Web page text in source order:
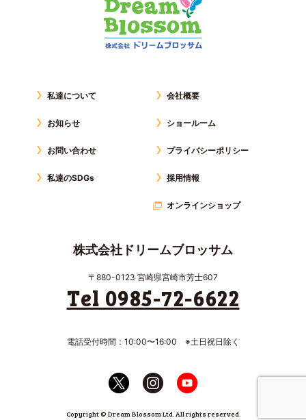
私達について
お知らせ
お問い合わせ
私達のSDGs
会社概要
ショールーム
プライバシーポリシー
採用情報
オンラインショップ
株式会社ドリームブロッサム
〒880-0123 宮崎県宮崎市芳士607
Tel 0985-72-6622
電話受付時間：10:00〜16:00 ※土日祝日除く
Copyright © Dream Blossom Ltd. All rights reserved.